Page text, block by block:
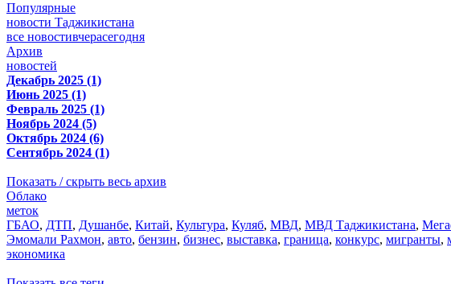
Популярные
новости Таджикистана
все новостивчерасегодня
Архив
новостей
Декабрь 2025 (1)
Июнь 2025 (1)
Февраль 2025 (1)
Ноябрь 2024 (5)
Октябрь 2024 (6)
Сентябрь 2024 (1)
Показать / скрыть весь архив
Облако
меток
ГБАО, ДТП, Душанбе, Китай, Культура, Куляб, МВД, МВД Таджикистана,
Эмомали Рахмон, авто, бензин, бизнес, выставка, граница, конкурс, мигранты,
экономика